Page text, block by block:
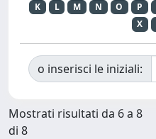
K
L M N O P
X
o inserisci le iniziali:
Mostrati risultati da 6 a 8
di 8